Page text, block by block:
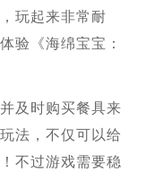
玩起来非常耐
验《海绵宝宝：
及时购买餐具来
法，不仅可以给
不过游戏需要稳